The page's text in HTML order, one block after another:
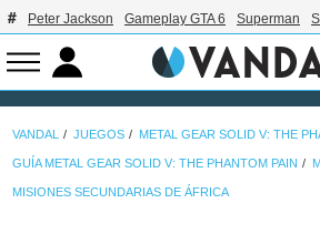
Peter Jackson Gameplay GTA 6 Superman
VANDAL JUEGOS METAL GEAR SOLID V: THE
GUÍA METAL GEAR SOLID V: THE PHANTOM PAIN
MISIONES SECUNDARIAS DE ÁFRICA